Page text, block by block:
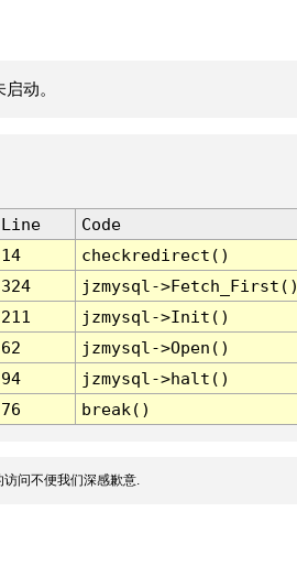
动。
Line
Code
14
checkredirect()
324
jzmysql-
211
jzmysql->Init()
62
jzmysql->Open()
94
jzmysql->halt()
76 break()
问不便我们深感歉意.